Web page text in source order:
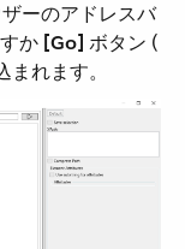
ーのアドレスバ
か [Go] ​ ボタン (​
れます。